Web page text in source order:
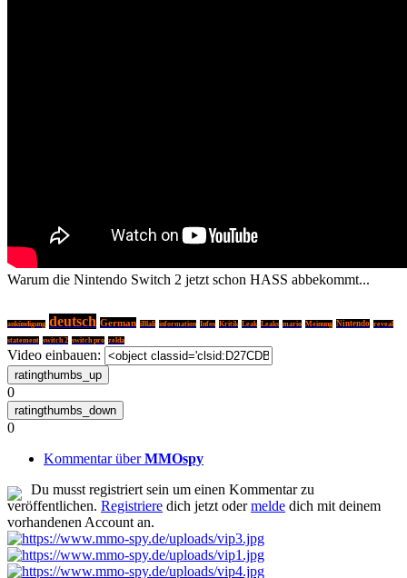
Warum die Nintendo Switch 2 jetzt schon HASS abbekommt...
ankündigung deutsch German iBlali information Infos Kritik Leak Leaks mario Meinung Nintendo reveal
statement switch 2 switch pro zelda
Video einbauen:
0
0
Kommentar überMMOspy
Du musst registriert sein um einen Kommentar zu
veröffentlichen. Registriere dich jetzt odermelde dich mit deinem
vorhandenen Account an.